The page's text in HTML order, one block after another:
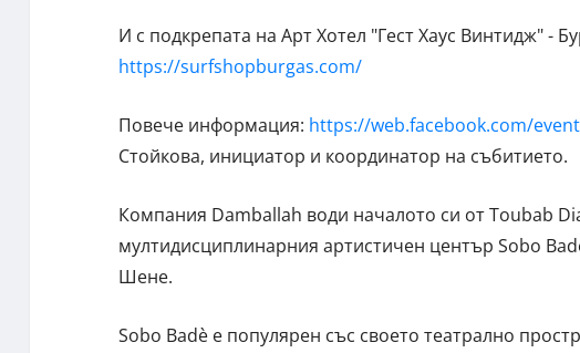
И с подкрепата на Арт Хотел "Гест Хаус Винтидж" -
https://surfshopburgas.com/
Повече информация: https://web.facebook.com/
Стойкова, инициатор и координатор на събитието.
Компания Damballah води началото си от Toubab
мултидисциплинарния артистичен център Sobo
Шене.
Sobo Badè е популярен със своето театрално